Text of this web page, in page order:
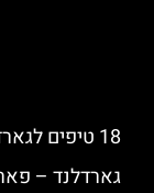
18 טיפים לגארדלנד
גארדלנד –